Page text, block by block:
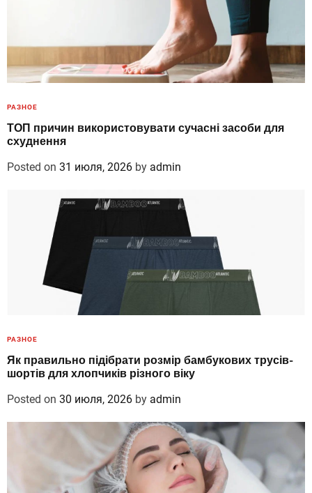
РАЗНОЕ
ТОП причин використовувати сучасні засоби для
схуднення
Posted on 31 июля, 2026 by admin
РАЗНОЕ
Як правильно підібрати розмір бамбукових трусів-
шортів для хлопчиків різного віку
Posted on 30 июля, 2026 by admin